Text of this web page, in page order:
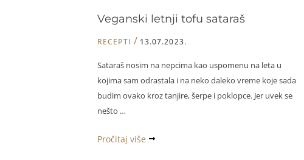
Veganski letnji tofu sataraš
RECEPTI / 13.07.2023.
Sataraš nosim na nepcima kao uspomenu na leta u
kojima sam odrastala i na neko daleko vreme koje sada
budim ovako kroz tanjire, šerpe i poklopce. Jer uvek se
nešto …
Veganski
Pročitaj više